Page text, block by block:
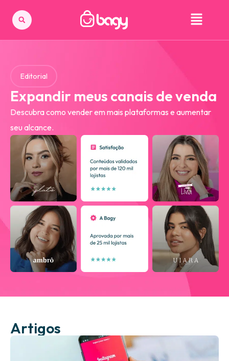
Editorial
Expandir meus canais de venda
Descubra como vender em mais plataformas e aumentar
seu alcance.
Artigos